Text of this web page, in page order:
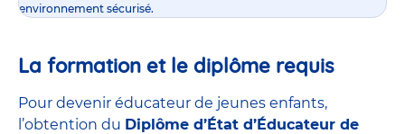
environnement sécurisé.
La formation et le diplôme requis
Pour devenir éducateur de jeunes enfants,
l’obtention du Diplôme d’État d’Éducateur de